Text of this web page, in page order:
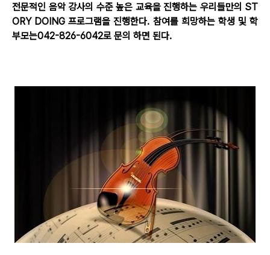
전문적인 음악 강사의 수준 높은 교육을 진행하는 우리들만의 ST
ORY DOING프로그램을 진행한다. 참여를 희망하는 학생 및 학
부모는042-826-6042로 문의 하면 된다.